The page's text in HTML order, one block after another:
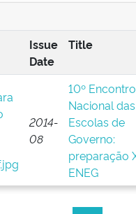
Issue
Date
Title
2014-
08
10º Encontro
Nacional das
Escolas de
Governo:
preparação
ENEG